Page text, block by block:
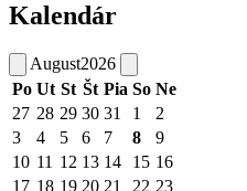
Kalendár
August2026
Po Ut St Št Pia So Ne
27 28 29 30 31 1
2
3
4 5 6 7 8
9
10 11 12 13 14 15 16
17 18 19 20 21 22 23